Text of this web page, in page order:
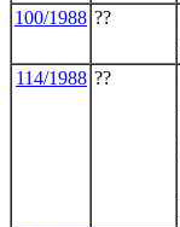
100/1988 ??
114/1988 ??